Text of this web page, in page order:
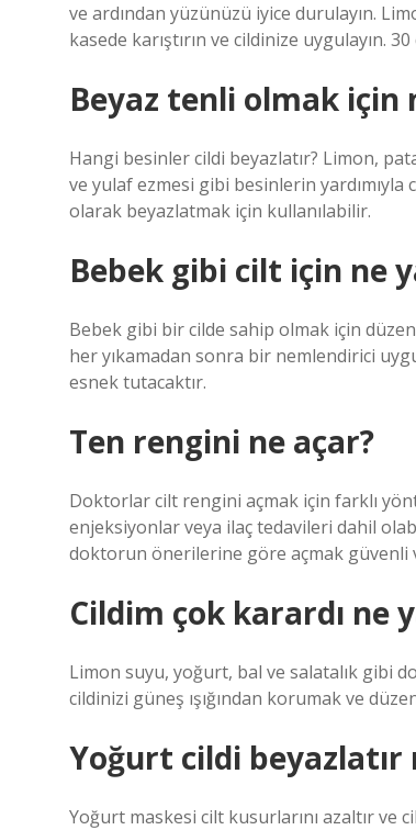
ve ardından yüzünüzü iyice durulayın.
kasede karıştırın ve cildinize uygulayın.
Beyaz tenli olmak için
Hangi besinler cildi beyazlatır? Limon,
ve yulaf ezmesi gibi besinlerin
olarak beyazlatmak için kullanılabilir.
Bebek gibi cilt için ne
Bebek gibi bir cilde sahip olmak için
her yıkamadan sonra bir nemlendirici
esnek tutacaktır.
Ten rengini ne açar?
Doktorlar cilt rengini açmak için farklı
enjeksiyonlar veya ilaç tedavileri dahil
doktorun önerilerine göre açmak güvenli
Cildim çok karardı ne
Limon suyu, yoğurt, bal ve salatalık gibi
cildinizi güneş ışığından korumak ve
Yoğurt cildi beyazlatır
Yoğurt maskesi cilt kusurlarını azaltır ve